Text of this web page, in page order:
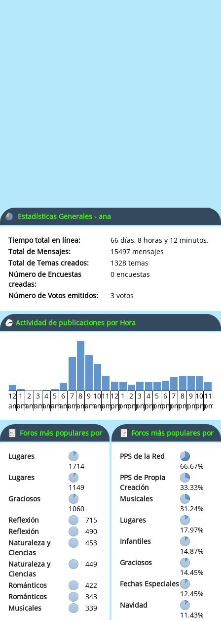
Estadísticas Generales - ana
Tiempo total en línea:
66 días, 8 horas y 12 minutos.
Total de Mensajes:
15497 mensajes
Total de Temas creados:
1328 temas
Número de Encuestas
creadas:
0 encuestas
Número de Votos emitidos: 3 votos
Actividad de publicaciones por Hora
12
am
1
am
2
am
3
am
4
am
5
am
6
am
7
am
8
am
9
am
10
am
11
am
12
pm
1
pm
2
pm
3
pm
4
pm
5
pm
6
pm
7
pm
8
pm
9
pm
10
pm
11
pm
Foros más populares por
Lugares
1714
Lugares
1149
Graciosos
1060
Reflexión
715
Reflexión
490
Naturaleza y
Ciencias
453
Naturaleza y
Ciencias
449
Románticos
422
Románticos
343
Musicales
339
Foros más populares por
PPS de la Red
66.67%
PPS de Propia
Creación
33.33%
Musicales
31.24%
Lugares
17.97%
Infantiles
14.87%
Graciosos
14.45%
Fechas Especiales
12.45%
Navidad
11.43%